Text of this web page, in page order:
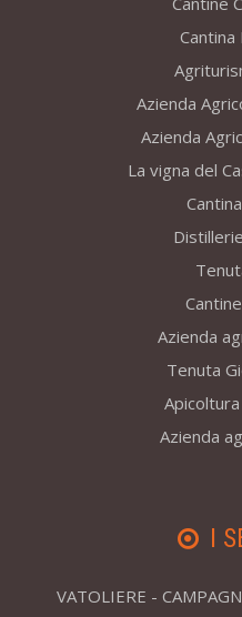
Cantina
Azienda
Azienda
La vigna del
Azienda
Tenuta
Azienda
I
VATOLIERE -